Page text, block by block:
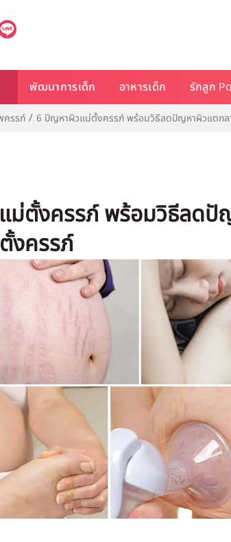
พัฒนาการเด็ก อาหารเด็ก รักลูก
ครรภ์ 6 ปัญหาผิวแม่ตั้งครรภ์ พร้อมวิธีลดปัญหาผิวแตกล
ม่ตั้งครรภ์ พร้อมวิธีลดปั
งครรภ์